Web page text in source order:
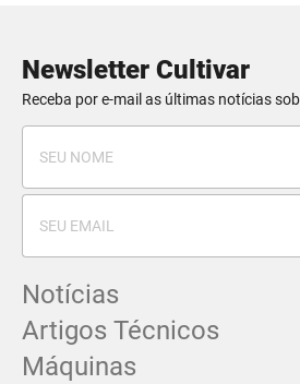
Newsletter Cultivar
Receba por e-mail as últimas notícias
Notícias
Artigos Técnicos
Máquinas